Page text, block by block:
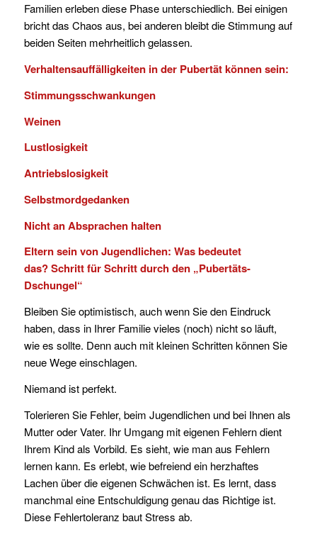
Familien erleben diese Phase unterschiedlich. Bei einigen
bricht das Chaos aus, bei anderen bleibt die Stimmung auf
beiden Seiten mehrheitlich gelassen.
Verhaltensauffälligkeiten in der Pubertät können sein:
Stimmungsschwankungen
Weinen
Lustlosigkeit
Antriebslosigkeit
Selbstmordgedanken
Nicht an Absprachen halten
Eltern sein von Jugendlichen: Was bedeutet
das?Schritt für Schritt durch den „Pubertäts-
Dschungel“
Bleiben Sie optimistisch, auch wenn Sie den Eindruck
haben, dass in Ihrer Familie vieles (noch) nicht so läuft,
wie es sollte. Denn auch mit kleinen Schritten können Sie
neue Wege einschlagen.
Niemand ist perfekt.
Tolerieren Sie Fehler, beim Jugendlichen und bei Ihnen als
Mutter oder Vater. Ihr Umgang mit eigenen Fehlern dient
Ihrem Kind als Vorbild. Es sieht, wie man aus Fehlern
lernen kann. Es erlebt, wie befreiend ein herzhaftes
Lachen über die eigenen Schwächen ist. Es lernt, dass
manchmal eine Entschuldigung genau das Richtige ist.
Diese Fehlertoleranz baut Stress ab.